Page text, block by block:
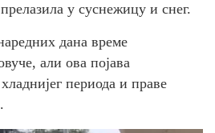
у суснежицу и снег.
дана време
али ова појава
периода и праве